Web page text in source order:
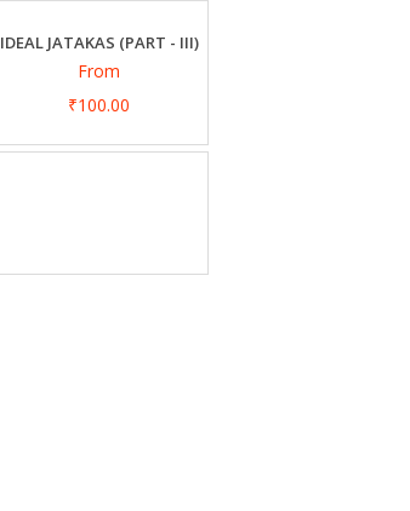
IDEAL JATAKAS (PART - III)
From
₹100.00